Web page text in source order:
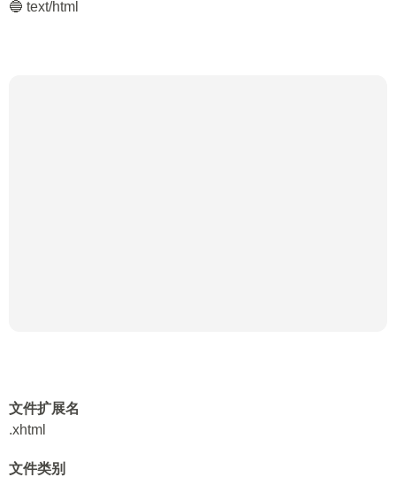
🔵 text/html
文件扩展名
.xhtml
文件类别